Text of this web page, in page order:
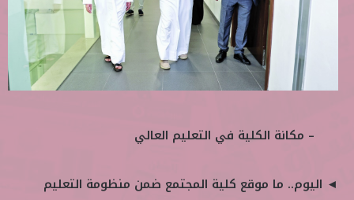
– مكانة الكلية في التعليم العالي
◄ اليوم.. ما موقع كلية المجتمع ضمن منظومة التعليم